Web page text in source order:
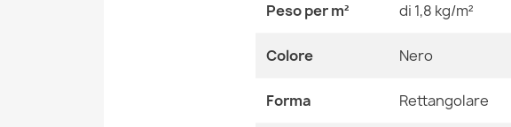
Peso per m² di 1,8 kg/m²
Colore Nero
Forma Rettangolare